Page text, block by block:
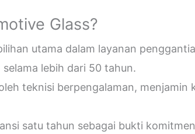
Glass?
utama dalam layanan
lebih dari 50 tahun.
teknisi berpengalaman,
satu tahun sebagai bukti